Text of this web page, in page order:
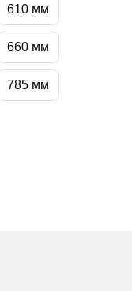
610 мм
660 мм
785 мм